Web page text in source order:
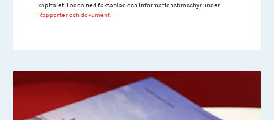
kapitalet. Ladda ned faktablad och informationsbroschyr under
Rapporter och dokument